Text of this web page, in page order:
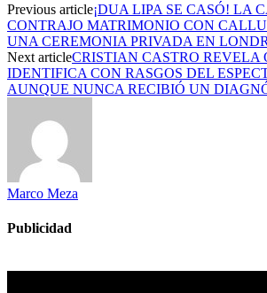
Previous article¡DUA LIPA SE CASÓ! LA
CONTRAJO MATRIMONIO CON
UNA CEREMONIA PRIVADA EN
Next articleCRISTIAN CASTRO REVELA
IDENTIFICA CON RASGOS DEL
AUNQUE NUNCA RECIBIÓ UN
Marco Meza
Publicidad